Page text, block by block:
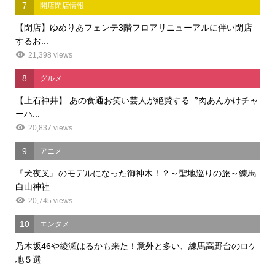
7 開店閉店情報
【閉店】ゆめりあフェンテ3階フロアリニューアルに伴い閉店
するお...
21,398 views
8 グルメ
【上石神井】 あの食通お笑い芸人が絶賛する〝肉あんかけチャ
ーハ...
20,837 views
9 アニメ
『犬夜叉』のモデルになった御神木！？～聖地巡りの旅～練馬
白山神社
20,745 views
10 エンタメ
乃木坂46や綾瀬はるかも来た！意外と多い、練馬高野台のロケ
地５選